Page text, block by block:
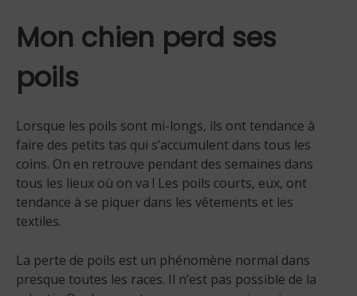
Mon chien perd ses
poils
Lorsque les poils sont mi-longs, ils ont tendance à
faire des petits tas qui s’accumulent dans tous les
coins. On en retrouve pendant des semaines dans
tous les lieux où on va ! Les poils courts, eux, ont
tendance à se piquer dans les vêtements et les
textiles.
La perte de poils est un phénomène normal dans
presque toutes les races. Il n’est pas possible de la